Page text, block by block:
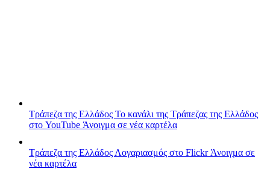
Τράπεζα της Ελλάδος Το κανάλι της Τράπεζας της Ελλάδος
στο YouTube Άνοιγμα σε νέα καρτέλα
Τράπεζα της Ελλάδος Λογαριασμός στο FlickrΆνοιγμα σε
νέα καρτέλα